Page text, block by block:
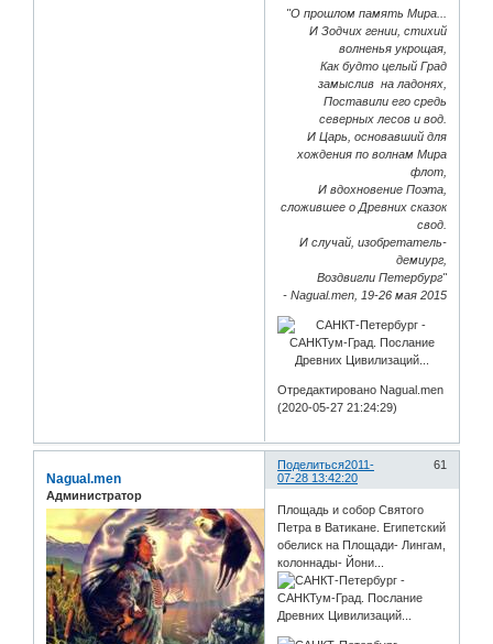
"О прошлом память Мира...
И Зодчих гении, стихий
волненья укрощая,
Как будто целый Град
замыслив на ладонях,
Поставили его средь
северных лесов и вод.
И Царь, основавший для
хождения по волнам Мира
флот,
И вдохновение Поэта,
сложившее о Древних сказок
свод.
И случай, изобретатель-
демиург,
Воздвигли Петербург"
- Nagual.men, 19-26 мая 2015
Отредактировано Nagual.men
(2020-05-27 21:24:29)
Поделиться 61
2011-
07-28 13:42:20
Nagual.men
Администратор
Площадь и собор Святого
Петра в Ватикане. Египетский
обелиск на Площади- Лингам,
колоннады- Йони...